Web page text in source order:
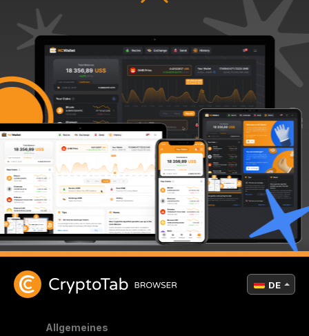
Allgemeines
DE